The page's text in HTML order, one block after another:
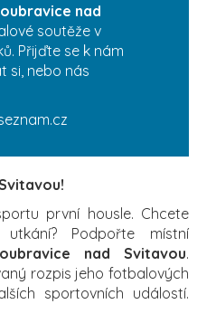
nad
soutěže v
Přijďte se k nám
si, nebo nás
první housle. Chcete
Podpořte místní
nad Svitavou.
rozpis jeho fotbalových
sportovních událostí.